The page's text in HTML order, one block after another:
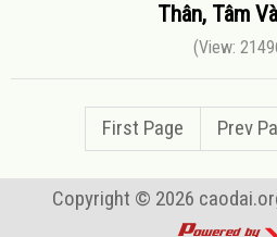
Thân, Tâm
(View:
First Page Prev
Copyright © 2026